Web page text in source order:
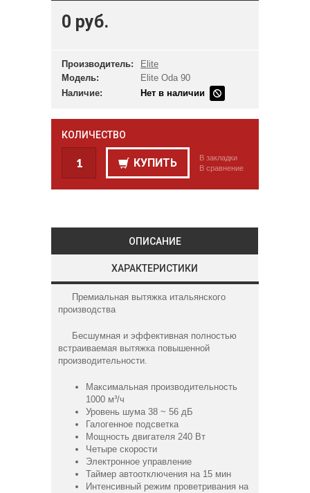
0 руб.
Производитель:
Elite
Модель:
Elite Oda 90
Наличие:
Нет в наличии
КОЛИЧЕСТВО
КУПИТЬ
В закладки
В сравнение
ОПИСАНИЕ
ХАРАКТЕРИСТИКИ
Премиальная вытяжка итальянского
производства
Бесшумная и эффективная полностью
встраиваемая вытяжка повышенной
производительности.
Максимальная производительность
1000 м³/ч
Уровень шума 38 ~ 56 дБ
Галогенное подсветка
Мощность двигателя 240 Вт
Четыре скорости
Электронное управление
Таймер автоотключения на 15 мин
Интенсивный режим проветривания на